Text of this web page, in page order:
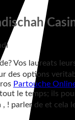
Vos laureats
options
Partouche
le temps; ils
de et cela